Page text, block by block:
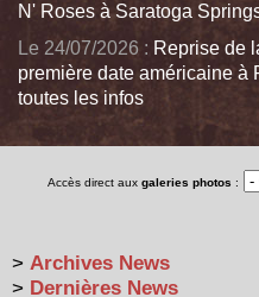
N' Roses à Saratoga
Le 24/07/2026 : Reprise de
première date américaine à
toutes les infos
Accès direct auxgaleries photos :
> Archives News
> Dernières News